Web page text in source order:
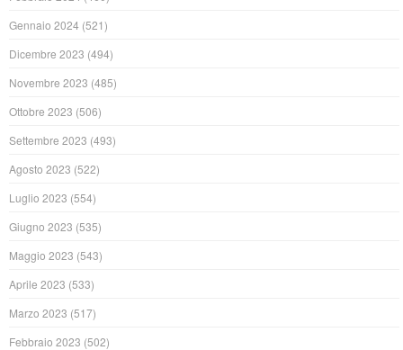
Gennaio 2024 (521)
Dicembre 2023 (494)
Novembre 2023 (485)
Ottobre 2023 (506)
Settembre 2023 (493)
Agosto 2023 (522)
Luglio 2023 (554)
Giugno 2023 (535)
Maggio 2023 (543)
Aprile 2023 (533)
Marzo 2023 (517)
Febbraio 2023 (502)